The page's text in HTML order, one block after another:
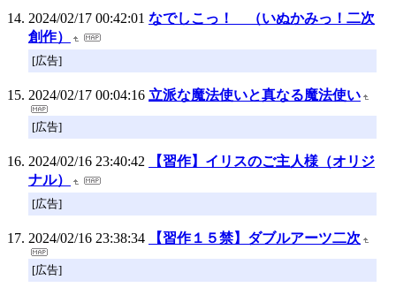
2024/02/17 00:42:01 なでしこっ！ （いぬかみっ！二次
創作）
[広告]
2024/02/17 00:04:16 立派な魔法使いと真なる魔法使い
[広告]
2024/02/16 23:40:42
【習作】イリスのご主人様（オリジ
ナル）
[広告]
2024/02/16 23:38:34 【習作１５禁】ダブルアーツ二次
[広告]